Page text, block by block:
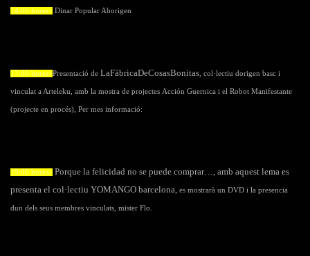
14:00 hores> Dinar Popular Aborigen
17:00 hores>Presentació de LaFábricaDeCosasBonitas , col·lectiu dorigen basc i
vinculat a Arteleku, amb la mostra de projectes Acción Guernica i el Robot Manifestante
(projecte en procés), Per mes informació:
19:00 hores> Porque la felicidad no se puede comprar…, amb aquest lema es
presenta el col·lectiu YOMANGO barcelona es mostrarà un DVD i la presencia
dun dels seus membres vinculats, mister Flo.